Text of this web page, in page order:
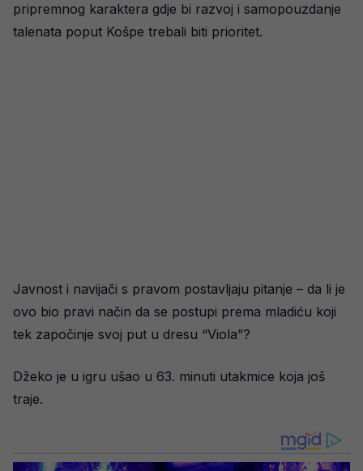
pripremnog karaktera gdje bi razvoj i samopouzdanje
talenata poput Košpe trebali biti prioritet.
Javnost i navijači s pravom postavljaju pitanje – da li je
ovo bio pravi način da se postupi prema mladiću koji
tek započinje svoj put u dresu “Viola”?
Džeko je u igru ušao u 63. minuti utakmice koja još
traje.